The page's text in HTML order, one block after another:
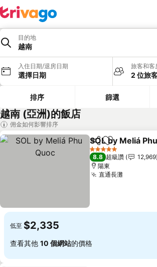
目的地
越南
入住日期/退房日期
選擇日期
旅客和客
2 位旅
排序 篩選
越南 (亞洲)的飯店
佣金如何影響排序
分享 加入我的最愛
SOL by Meliá
5 星級
8.8 超級讚
12,969
陽東
直通長灘
低至 $2,335
查看其他 10 個網站的價格